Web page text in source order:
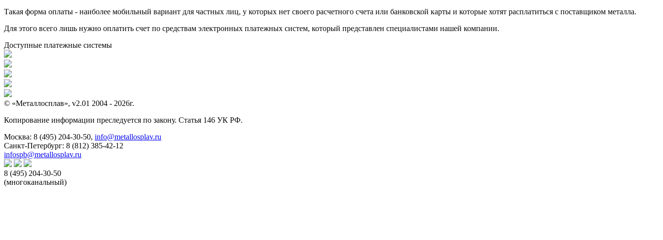
Такая форма оплаты - наиболее мобильный вариант для частных лиц, у которых нет своего расчетного счета или банковской карты и которые хотят расплатиться с поставщиком металла.
Для этого всего лишь нужно оплатить счет по средствам электронных платежных систем, который представлен специалистами нашей компании.
Доступные платежные системы
© «Металлосплав», v2.01 2004 - 2026г.
Копирование информации преследуется по закону. Статья 146 УК РФ.
Москва: 8 (495) 204-30-50, info@metallosplav.ru
Санкт-Петербург: 8 (812) 385-42-12
infospb@metallosplav.ru
8 (495) 204-30-50
(многоканальный)